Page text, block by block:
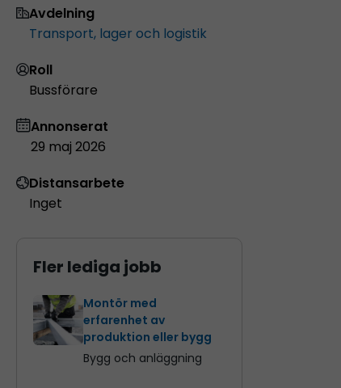
Avdelning
Transport, lager och logistik
Roll
Bussförare
Annonserat
29 maj 2026
Distansarbete
Inget
Fler lediga jobb
Montör med
erfarenhet av
produktion eller bygg
Bygg och anläggning